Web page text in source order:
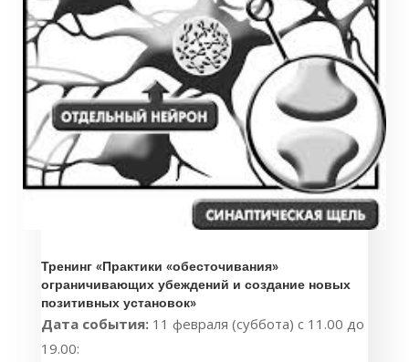
Тренинг «Практики «обесточивания»
ограничивающих убеждений и создание новых
позитивных установок»
Дата события: 11 февраля (суббота) с 11.00 до
19.00: